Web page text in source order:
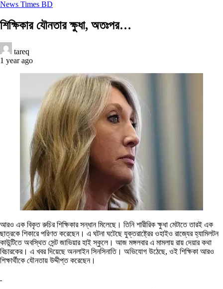
News Times BD
শিক্ষিকার যৌনতার ক্ষুধা, অতঃপর…
tareq
1 year ago
আরও এক বিকৃত রুচির শিক্ষিকার সন্ধান মিলেছে। তিনি শারীরিক ক্ষুধা মেটাতে তারই এক
ছাত্রকে শিকারে পরিণত করেছেন। এ ঘটনা ঘটেছে যুক্তরাষ্ট্রের ওহাইও রাজ্যের হ্যামিলটন
কাউন্টিতে অবস্থিত সেন্ট জাভিয়ার হাই স্কুলে। আজ মঙ্গলবার এ মামলায় রায় দেয়ার কথা
বিচারকের। এ খবর দিয়েছে অনলাইন সিনসিনাতি। অভিযোগ উঠেছে, ওই শিক্ষিকা আরও
শিক্ষার্থীকে যৌনতায় উদ্দীপ্ত করেছেন।